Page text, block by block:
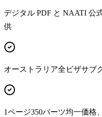
デジタル PDF と NAATI 公
供
オーストラリア全ビザサブ
1ページ350バーツ均一価格